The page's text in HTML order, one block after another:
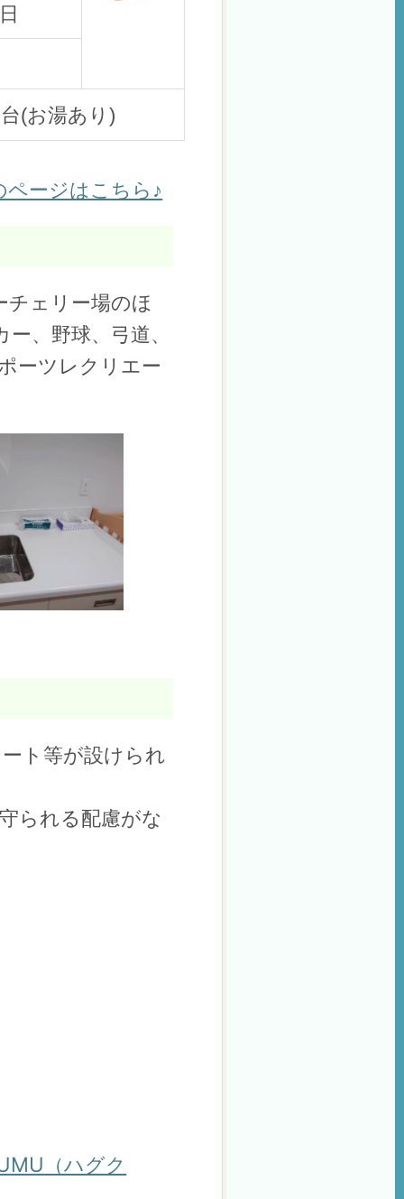
(お湯あり)
ージはこちら♪
チェリー場のほ
、野球、弓道、
ーツレクリエー
ト等が設けられ
られる配慮がな
（ハグク